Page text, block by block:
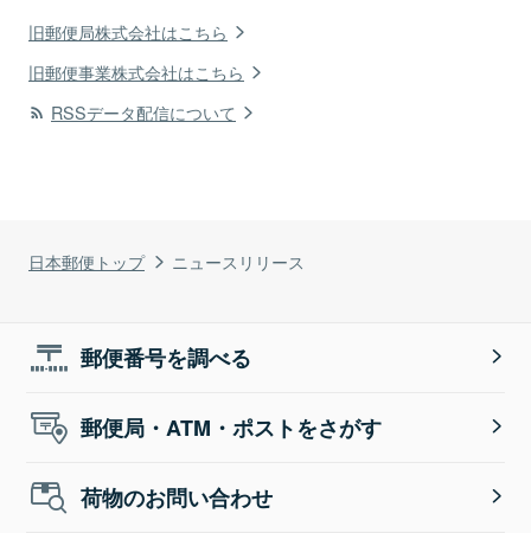
日本郵便トップ ニュースリリース
旧郵便局株式会社はこちら
旧郵便事業株式会社はこちら
RSSデータ配信について
郵便番号を調べる
郵便局・ATM・ポストをさがす
荷物のお問い合わせ